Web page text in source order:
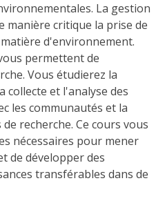
La gestion
manière critique la prise de
d'environnement.
permettent de
Vous étudierez la
collecte et l'analyse des
les communautés et la
recherche. Ce cours vous
nécessaires pour mener
de développer des
transférables dans de